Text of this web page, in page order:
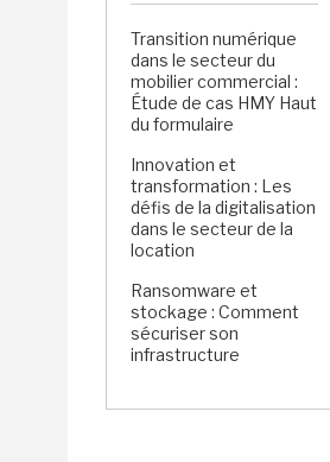
Transition numérique
dans le secteur du
mobilier commercial :
Étude de cas HMY Haut
du formulaire
Innovation et
transformation : Les
défis de la digitalisation
dans le secteur de la
location
Ransomware et
stockage : Comment
sécuriser son
infrastructure